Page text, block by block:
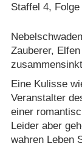
Staffel 4,
Zauberer,
Eine Kulisse
Veranstalter
einer
Leider aber
wahren Leben